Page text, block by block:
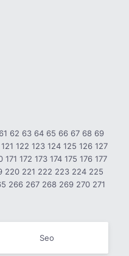
61 62 63 64 65 66 67 68 69
121 122 123 124 125 126 127
171 172 173 174 175 176 177
220 221 222 223 224 225
266 267 268 269 270 271
Seo